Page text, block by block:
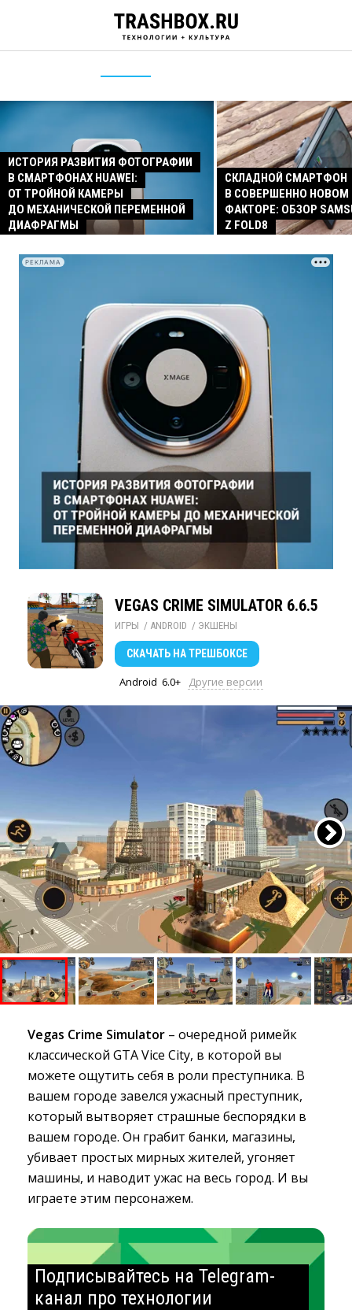
ИСТОРИЯ РАЗВИТИЯ ФОТОГРАФИИ
В СМАРТФОНАХ HUAWEI:
ОТ ТРОЙНОЙ КАМЕРЫ
ДО МЕХАНИЧЕСКОЙ ПЕРЕМЕННОЙ
ДИАФРАГМЫ
СКЛАДНОЙ СМАРТФОН
В СОВЕРШЕННО
ФАКТОРЕ: ОБЗОР
Z FOLD8
РЕКЛАМА
VEGAS CRIME SIMULATOR 6.6.5
ИГРЫ / ANDROID / ЭКШЕНЫ
СКАЧАТЬ НА ТРЕШБОКСЕ
Android 6.0+ Другие версии
Vegas Crime Simulator – очередной римейк
классической GTA Vice City, в которой вы
можете ощутить себя в роли преступника. В
вашем городе завелся ужасный преступник,
который вытворяет страшные беспорядки в
вашем городе. Он грабит банки, магазины,
убивает простых мирных жителей, угоняет
машины, и наводит ужас на весь город. И вы
играете этим персонажем.
Подписывайтесь на Telegram-
канал про технологии